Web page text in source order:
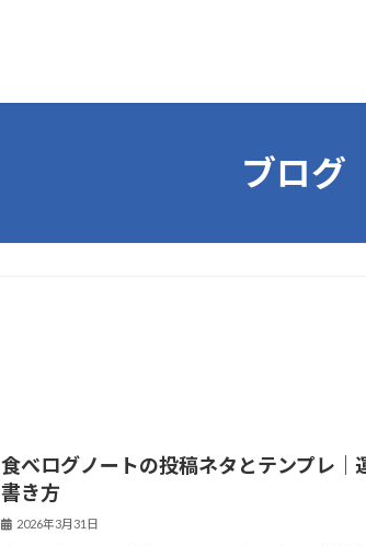
ブログ
食べログノートの投稿ネタとテンプレ｜
書き方
2026年3月31日